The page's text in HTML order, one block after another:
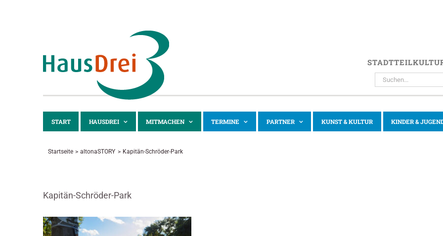
SUCHE
NACH:
START HAUSDREI MITMACHEN TERMINE PARTNER KUNST & KULTUR KINDER &
Startseite altonaSTORY Kapitän-Schröder-Park
Kapitän-Schröder-Park